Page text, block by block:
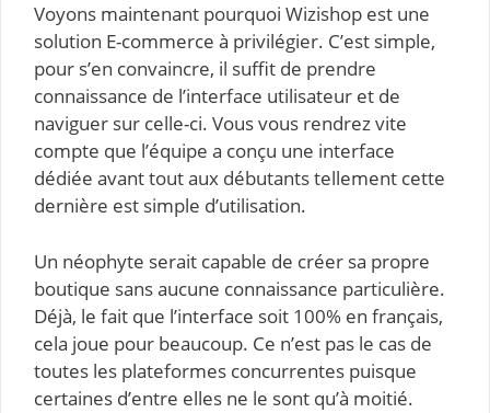
Voyons maintenant pourquoi Wizishop est une
solution E-commerce à privilégier. C’est simple,
pour s’en convaincre, il suffit de prendre
connaissance de l’interface utilisateur et de
naviguer sur celle-ci. Vous vous rendrez vite
compte que l’équipe a conçu une interface
dédiée avant tout aux débutants tellement cette
dernière est simple d’utilisation.
Un néophyte serait capable de créer sa propre
boutique sans aucune connaissance particulière.
Déjà, le fait que l’interface soit 100% en français,
cela joue pour beaucoup. Ce n’est pas le cas de
toutes les plateformes concurrentes puisque
certaines d’entre elles ne le sont qu’à moitié.